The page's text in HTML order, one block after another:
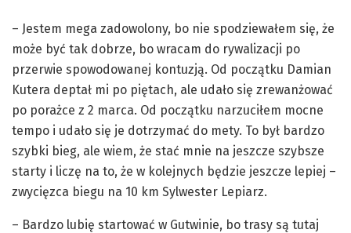
– Jestem mega zadowolony, bo nie spodziewałem się, że
może być tak dobrze, bo wracam do rywalizacji po
przerwie spowodowanej kontuzją. Od początku Damian
Kutera deptał mi po piętach, ale udało się zrewanżować
po porażce z 2 marca. Od początku narzuciłem mocne
tempo i udało się je dotrzymać do mety. To był bardzo
szybki bieg, ale wiem, że stać mnie na jeszcze szybsze
starty i liczę na to, że w kolejnych będzie jeszcze lepiej –
zwycięzca biegu na 10 km Sylwester Lepiarz.
– Bardzo lubię startować w Gutwinie, bo trasy są tutaj